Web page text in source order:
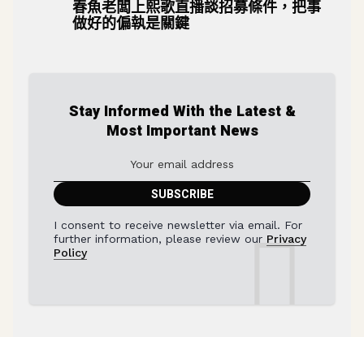
春魚老闆上熙歌直播談招募條件，把事
做好的偏執是關鍵
Stay Informed With the Latest &
Most Important News
I consent to receive newsletter via email. For
further information, please review our Privacy
Policy